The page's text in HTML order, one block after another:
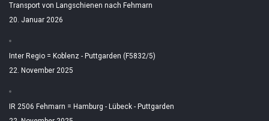
Transport von Langschienen nach Fehmarn
20. Januar 2026
Inter Regio = Koblenz - Puttgarden (F5832/5)
22. November 2025
IR 2506 Fehmarn = Hamburg - Lübeck - Puttgarden